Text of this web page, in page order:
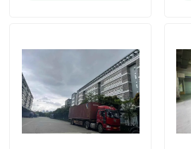
Deposito doganale di Shanghai
Hong Kong Bonded Warehouse